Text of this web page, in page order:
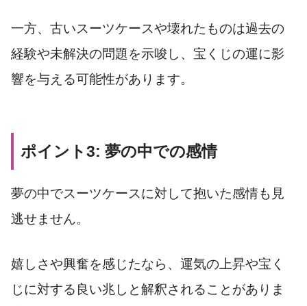
一方、古いスーツケースや壊れたものは過去の
経験や未解決の問題を示唆し、宝くじの運に影
響を与える可能性があります。
ポイント3: 夢の中での感情
夢の中でスーツケースに対して抱いた感情も見
逃せません。
嬉しさや興奮を感じたなら、運気の上昇や宝く
じに対する良い兆しと解釈されることがありま